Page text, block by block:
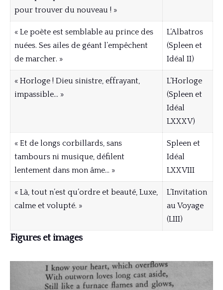
pour trouver du nouveau ! »
« Le poète est semblable au prince des
nuées. Ses ailes de géant l’empêchent
de marcher. »
L’Albatros
(Spleen et
Idéal II)
« Horloge ! Dieu sinistre, effrayant,
impassible… »
L’Horloge
(Spleen et
Idéal
LXXXV)
« Et de longs corbillards, sans
tambours ni musique, défilent
lentement dans mon âme… »
Spleen et
Idéal
LXXVIII
« Là, tout n’est qu’ordre et beauté, Luxe,
calme et volupté. »
L’Invitation
au Voyage
(LIII)
Figures et images